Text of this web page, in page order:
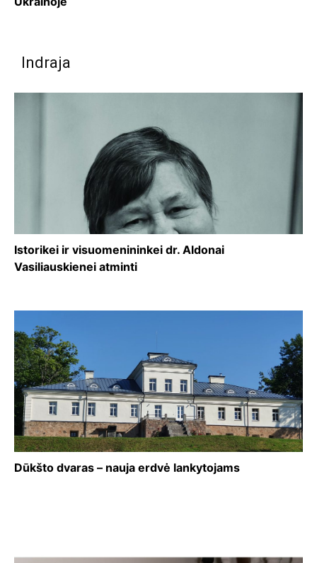
Indraja
Istorikei ir visuomenininkei dr. Aldonai
Vasiliauskienei atminti
Dūkšto dvaras – nauja erdvė lankytojams